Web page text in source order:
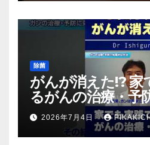
除菌
がんが消えた!? 家
るがんの治療・
2026年7月4日